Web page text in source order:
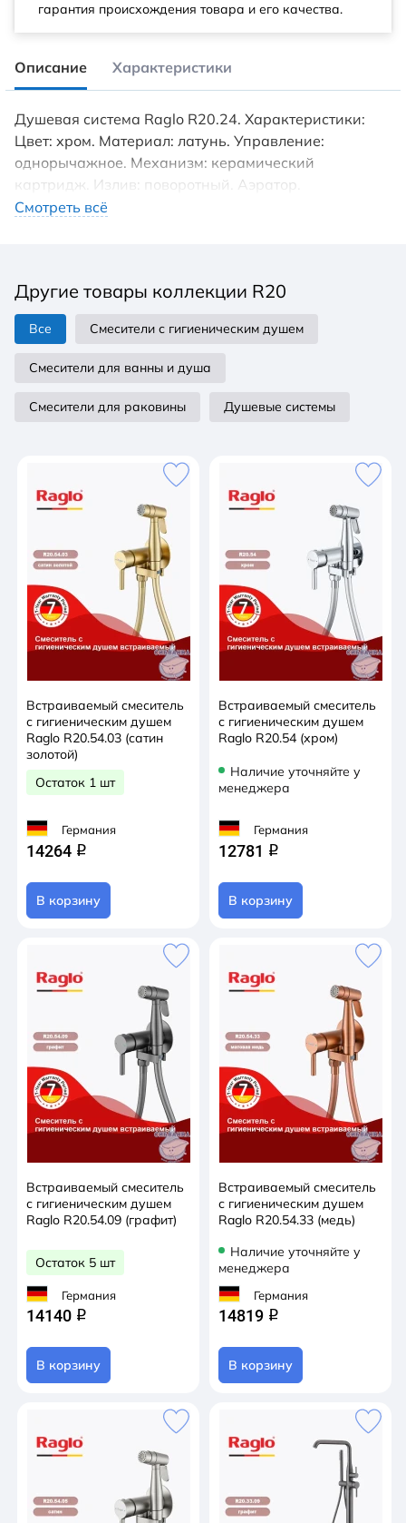
гарантия происхождения товара и его качества.
Описание Характеристики
Душевая система Raglo R20.24. Характеристики:
Цвет: хром. Материал: латунь. Управление:
однорычажное. Механизм: керамический
картридж. Излив: поворотный. Аэратор.
Регулируемая по высоте душевая штанга: 1130-
душа: круглая. Количество режимов струи ручного
душа: 3. Отверстия для монтажа: 3. Стандарт
подводки: G 1/2. Монтаж: на стену. В комплекте
поставки: Смеситель. Верхний душ. Ручной душ.
Душевой шланг. Душевая штанга.
Смотреть всё
Другие товары коллекции R20
Все Смесители с гигиеническим душем
Смесители для ванны и душа
Смесители для раковины Душевые системы
Встраиваемый смеситель
с гигиеническим душем
Raglo R20.54.03 (сатин
золотой)
Остаток 1 шт
Германия
14264 q
В корзину
Встраиваемый смеситель
с гигиеническим душем
Raglo R20.54 (хром)
Наличие уточняйте у
менеджера
Германия
12781 q
В корзину
Встраиваемый смеситель
с гигиеническим душем
Raglo R20.54.09 (графит)
Остаток 5 шт
Германия
14140 q
В корзину
Встраиваемый смеситель
с гигиеническим душем
Raglo R20.54.33 (медь)
Наличие уточняйте у
менеджера
Германия
14819 q
В корзину